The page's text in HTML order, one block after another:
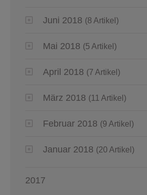
Juni 2018 (8 Artikel)
Mai 2018 (5 Artikel)
April 2018 (7 Artikel)
März 2018 (11 Artikel)
Februar 2018 (9 Artikel)
Januar 2018 (20 Artikel)
2017